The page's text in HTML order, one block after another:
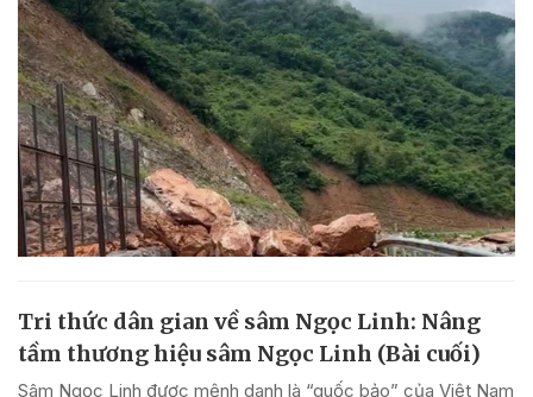
Tri thức dân gian về sâm Ngọc Linh: Nâng
tầm thương hiệu sâm Ngọc Linh (Bài cuối)
Sâm Ngọc Linh được mệnh danh là “quốc bảo” của Việt Nam